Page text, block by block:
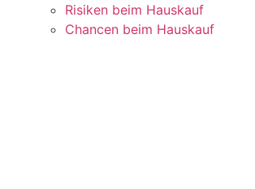
Risiken beim Hauskauf
Chancen beim Hauskauf